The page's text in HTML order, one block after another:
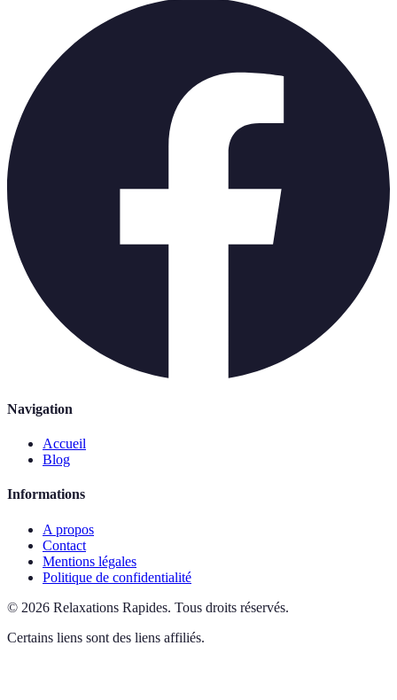
Navigation
Accueil
Blog
Informations
A propos
Contact
Mentions légales
Politique de confidentialité
© 2026 Relaxations Rapides. Tous droits réservés.
Certains liens sont des liens affiliés.